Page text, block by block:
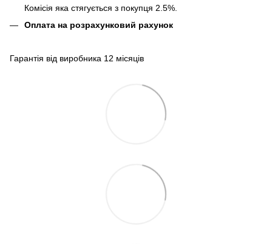
Комісія яка стягується з покупця 2.5%.
Оплата на розрахунковий рахунок
Гарантія від виробника 12 місяців